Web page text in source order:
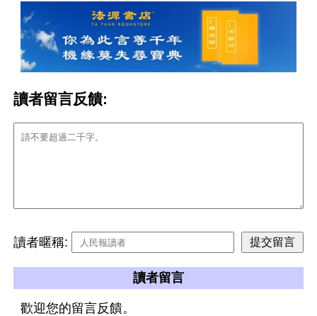
讀者留言反饋:
讀者暱稱:
讀者留言
歡迎您的留言反饋。